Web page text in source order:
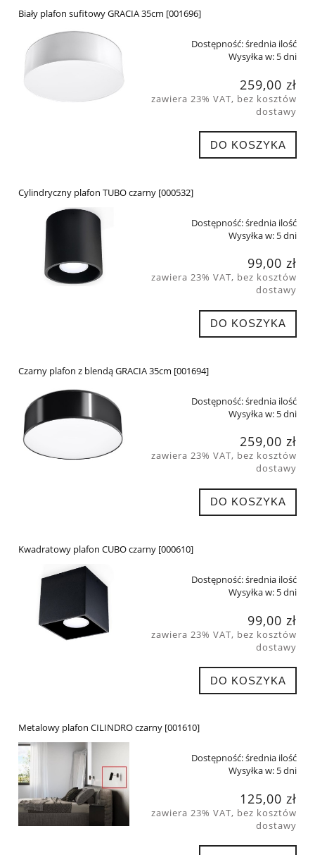
Biały plafon sufitowy GRACIA 35cm [001696]
Dostępność:średnia ilość
Wysyłka w: 5 dni
259,00 zł
zawiera 23% VAT, bez kosztów
dostawy
DO KOSZYKA
Cylindryczny plafon TUBO czarny [000532]
Dostępność:średnia ilość
Wysyłka w: 5 dni
99,00 zł
zawiera 23% VAT, bez kosztów
dostawy
DO KOSZYKA
Czarny plafon z blendą GRACIA 35cm [001694]
Dostępność:średnia ilość
Wysyłka w: 5 dni
259,00 zł
zawiera 23% VAT, bez kosztów
dostawy
DO KOSZYKA
Kwadratowy plafon CUBO czarny [000610]
Dostępność:średnia ilość
Wysyłka w: 5 dni
99,00 zł
zawiera 23% VAT, bez kosztów
dostawy
DO KOSZYKA
Metalowy plafon CILINDRO czarny [001610]
Dostępność:średnia ilość
Wysyłka w: 5 dni
125,00 zł
zawiera 23% VAT, bez kosztów
dostawy